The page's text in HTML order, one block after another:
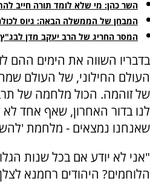
השר כהן: מי שלא לומד תורה חייב
המבחן של הממשלה הבאה: גיוס
המסר החריג של הרב יעקב מדן לבג"ץ
בדבריו השווה את הימים ההם
העולם החילוני, של העולם
של זוהמה. הכול מלחמה של
לנו בדור האחרון, שאף אחד לא
שאנחנו נמצאים - מלחמת
"אני לא יודע אם בכל שנות
הלוחמים? היהודים רחמנא